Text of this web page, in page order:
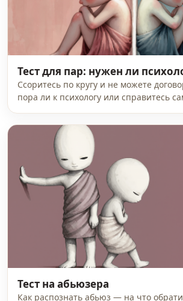
Тест для пар: нужен ли
Ссоритесь по кругу и не можете
пора ли к психологу или справитесь
Тест на абьюзера
Как распознать абьюз — на что